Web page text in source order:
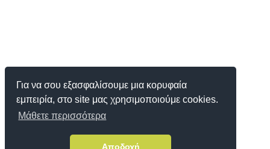
Για να σου εξασφαλίσουμε μια κορυφαία
εμπειρία, στο site μας χρησιμοποιούμε cookies.
Μάθετε περισσότερα
Αποδοχή